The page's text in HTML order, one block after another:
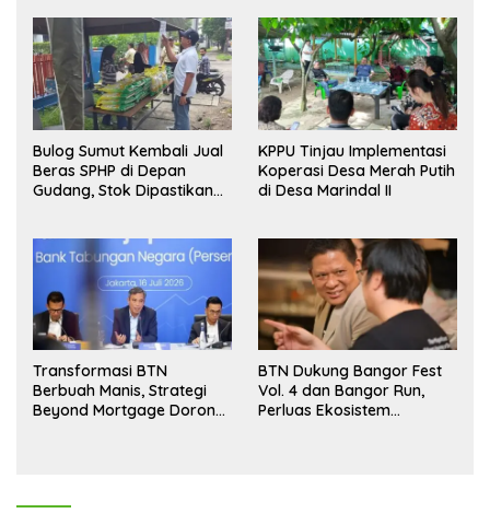
Bulog Sumut Kembali Jual
Beras SPHP di Depan
Gudang, Stok Dipastikan
KPPU Tinjau Implementasi
Koperasi Desa Merah Putih
di Desa Marindal II
Transformasi BTN
Berbuah Manis, Strategi
Beyond Mortgage Dorong
BTN Dukung Bangor Fest
Vol. 4 dan Bangor Run,
Perluas Ekosistem